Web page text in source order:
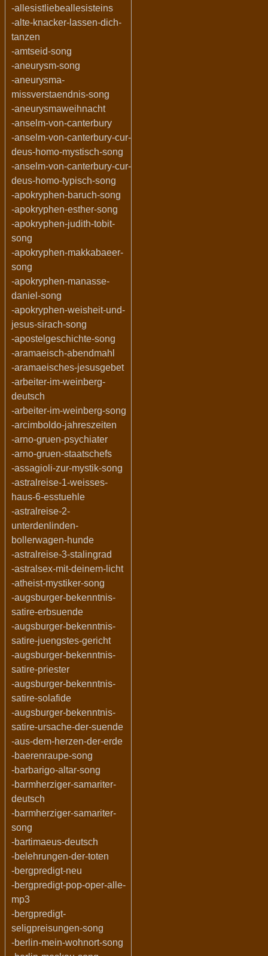
-allesistliebeallesisteins
-alte-knacker-lassen-dich-
tanzen
-amtseid-song
-aneurysm-song
-aneurysma-
missverstaendnis-song
-aneurysmaweihnacht
-anselm-von-canterbury
-anselm-von-canterbury-cur-
deus-homo-mystisch-song
-anselm-von-canterbury-cur-
deus-homo-typisch-song
-apokryphen-baruch-song
-apokryphen-esther-song
-apokryphen-judith-tobit-
song
-apokryphen-makkabaeer-
song
-apokryphen-manasse-
daniel-song
-apokryphen-weisheit-und-
jesus-sirach-song
-apostelgeschichte-song
-aramaeisch-abendmahl
-aramaeisches-jesusgebet
-arbeiter-im-weinberg-
deutsch
-arbeiter-im-weinberg-song
-arcimboldo-jahreszeiten
-arno-gruen-psychiater
-arno-gruen-staatschefs
-assagioli-zur-mystik-song
-astralreise-1-weisses-
haus-6-esstuehle
-astralreise-2-
unterdenlinden-
bollerwagen-hunde
-astralreise-3-stalingrad
-astralsex-mit-deinem-licht
-atheist-mystiker-song
-augsburger-bekenntnis-
satire-erbsuende
-augsburger-bekenntnis-
satire-juengstes-gericht
-augsburger-bekenntnis-
satire-priester
-augsburger-bekenntnis-
satire-solafide
-augsburger-bekenntnis-
satire-ursache-der-suende
-aus-dem-herzen-der-erde
-baerenraupe-song
-barbarigo-altar-song
-barmherziger-samariter-
deutsch
-barmherziger-samariter-
song
-bartimaeus-deutsch
-belehrungen-der-toten
-bergpredigt-neu
-bergpredigt-pop-oper-alle-
mp3
-bergpredigt-
seligpreisungen-song
-berlin-mein-wohnort-song